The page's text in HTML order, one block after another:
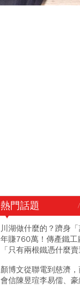
熱門話題
川湖做什麼的？躋身
年賺760萬！傳產鐵工
「只有兩根鐵憑什麼
顏博文從聯電到慈濟
會信陳昱瑄李易儒、